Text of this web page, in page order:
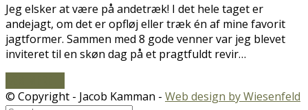
Jeg elsker at være på andetræk! I det hele taget er
andejagt, om det er opfløj eller træk én af mine favorit
jagtformer. Sammen med 8 gode venner var jeg blevet
inviteret til en skøn dag på et pragtfuldt revir…
© Copyright - Jacob Kamman - Web design by Wiesenfeld